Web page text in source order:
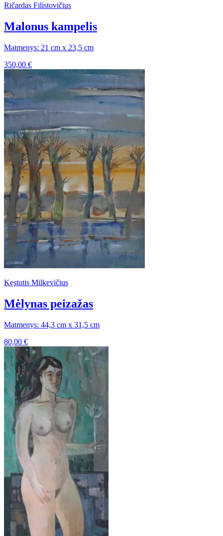
Ričardas Filistovičius
Malonus kampelis
Matmenys: 21 cm x 23,5 cm
350,00 €
Kęstutis Milkevičius
Mėlynas peizažas
Matmenys: 44,3 cm x 31,5 cm
80,00 €